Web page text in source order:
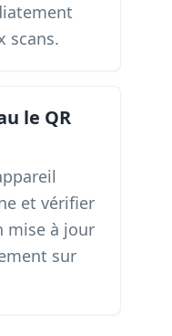
scans.
le QR
et vérifier
mise à jour
sur